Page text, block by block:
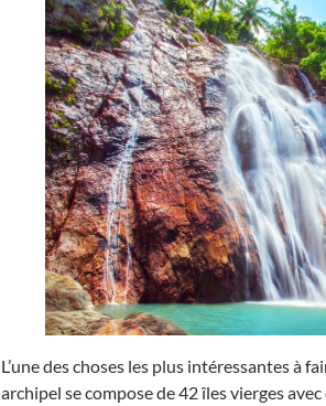
L’une des choses les plus intéressantes à
archipel se compose de 42 îles vierges